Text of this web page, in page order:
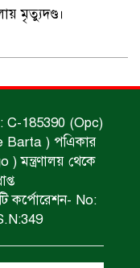
মৃত্যুদণ্ড।
মৃত্যুর ঘটনা।
জব্দ।
185390 (Opc)
Barta ) পএিকার
মন্ত্রণালয় থেকে
কর্পোরেশন- No: